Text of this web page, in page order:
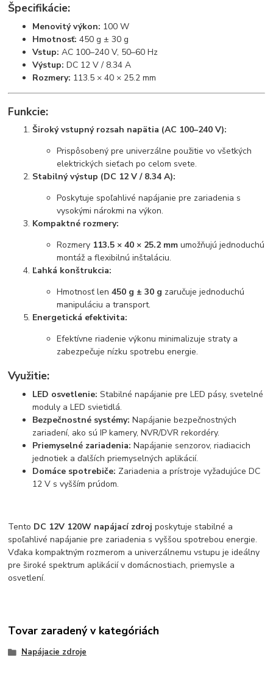
Špecifikácie:
Menovitý výkon: 100 W
Hmotnosť: 450 g ± 30 g
Vstup: AC 100–240 V, 50–60 Hz
Výstup: DC 12 V / 8.34 A
Rozmery: 113.5 × 40 × 25.2 mm
Funkcie:
Široký vstupný rozsah napätia (AC 100–240 V):
Prispôsobený pre univerzálne použitie vo všetkých
elektrických sieťach po celom svete.
Stabilný výstup (DC 12 V / 8.34 A):
Poskytuje spoľahlivé napájanie pre zariadenia s
vysokými nárokmi na výkon.
Kompaktné rozmery:
Rozmery 113.5 × 40 × 25.2 mm umožňujú jednoduchú
montáž a flexibilnú inštaláciu.
Ľahká konštrukcia:
Hmotnosť len450 g ± 30 g zaručuje jednoduchú
manipuláciu a transport.
Energetická efektivita:
Efektívne riadenie výkonu minimalizuje straty a
zabezpečuje nízku spotrebu energie.
Využitie:
LED osvetlenie: Stabilné napájanie pre LED pásy, svetelné
moduly a LED svietidlá.
Bezpečnostné systémy: Napájanie bezpečnostných
zariadení, ako sú IP kamery, NVR/DVR rekordéry.
Priemyselné zariadenia: Napájanie senzorov, riadiacich
jednotiek a ďalších priemyselných aplikácií.
Domáce spotrebiče: Zariadenia a prístroje vyžadujúce DC
12 V s vyšším prúdom.
Tento DC 12V 120W napájací zdroj poskytuje stabilné a
spoľahlivé napájanie pre zariadenia s vyššou spotrebou energie.
Vďaka kompaktným rozmerom a univerzálnemu vstupu je ideálny
pre široké spektrum aplikácií v domácnostiach, priemysle a
osvetlení.
Tovar zaradený v kategóriách
Napájacie zdroje